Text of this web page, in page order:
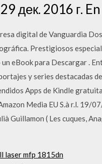
дек. 2016 г.
digital de Vanguardia
Prestigiosos
eBook para Descargar .
y series destacadas
Apps de Kindle
Media EU S.à r.l. 19/
Guillamon ( Les cuques,
laser mfp 1815dn